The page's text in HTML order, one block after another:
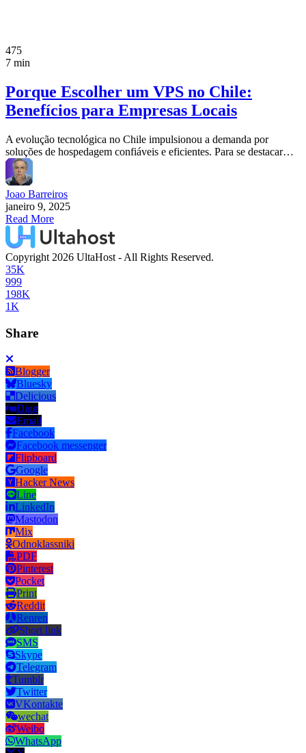
475
7 min
Porque Escolher um VPS no Chile:
Benefícios para Empresas Locais
A evolução tecnológica no Chile impulsionou a demanda por
soluções de hospedagem confiáveis e eficientes. Para se destacar…
Joao Barreiros
janeiro 9, 2025
Read More
Copyright 2026 UltaHost - All Rights Reserved.
35K
999
198K
1K
Share
Blogger
Bluesky
Delicious
Digg
Email
Facebook
Facebook messenger
Flipboard
Google
Hacker News
Line
LinkedIn
Mastodon
Mix
Odnoklassniki
PDF
Pinterest
Pocket
Print
Reddit
Renren
Short link
SMS
Skype
Telegram
Tumblr
Twitter
VKontakte
wechat
Weibo
WhatsApp